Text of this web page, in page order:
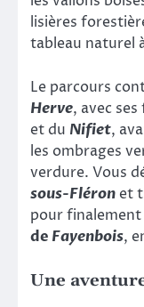
lisières
tableau naturel
Le parcours
Herve, avec
et du Nifiet,
les ombrages
verdure. Vous
sous-Fléron et
pour
de Fayenbois,
Une